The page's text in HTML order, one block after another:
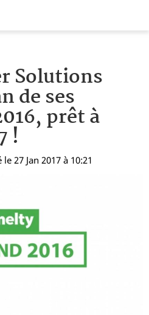
Solutions
de ses
prêt à
!
27 Jan 2017 à 10:21